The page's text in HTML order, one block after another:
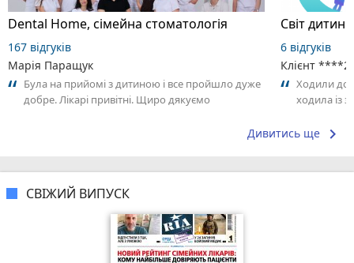
Dental Home, сімейна стоматологія
167 відгуків
Марія Паращук
Була на прийомі з дитиною і все пройшло дуже
добре. Лікарі привітні. Щиро дякуємо
6 відгуків
Клієнт
Ходили до
ходила із
Дивитись ще keyboard_arrow_right
СВІЖИЙ ВИПУСК